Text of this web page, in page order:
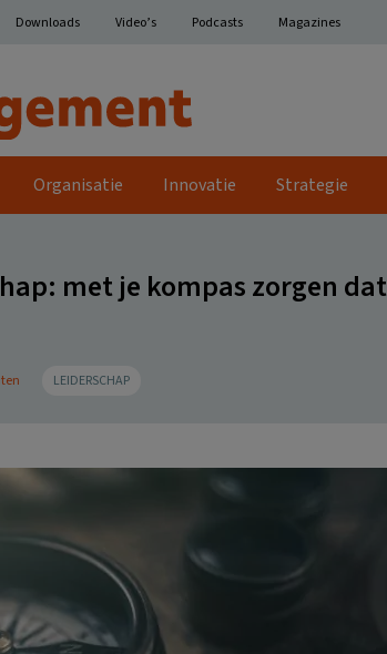
Downloads Video’s Podcasts Magazines
Organisatie Innovatie Strategie
met je kompas zorgen dat
LEIDERSCHAP